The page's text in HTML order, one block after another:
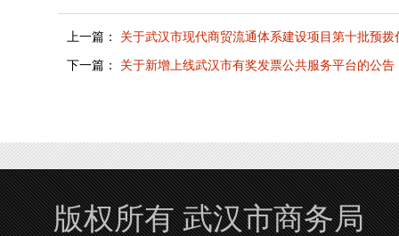
上一篇： 关于武汉市现代商贸流通体系建设项目第十批预
下一篇： 关于新增上线武汉市有奖发票公共服务平台的公告
版权所有 武汉市商务局